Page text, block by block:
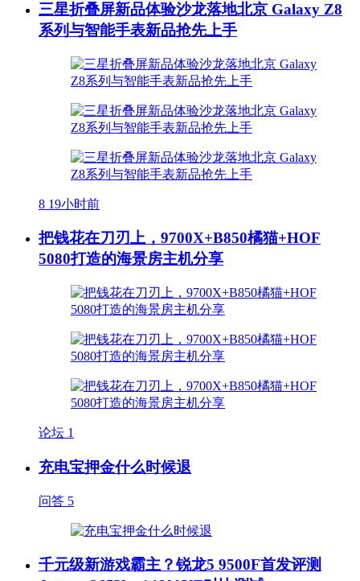
三星折叠屏新品体验沙龙落地北京 Galaxy Z8
系列与智能手表新品抢先上手
8 19小时前
把钱花在刀刃上，9700X+B850橘猫+HOF
5080打造的海景房主机分享
论坛 1
充电宝押金什么时候退
问答 5
千元级新游戏霸主？锐龙5 9500F首发评测